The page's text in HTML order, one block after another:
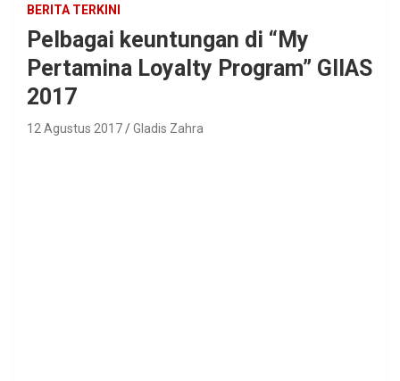
BERITA TERKINI
Pelbagai keuntungan di “My
Pertamina Loyalty Program” GIIAS
2017
12 Agustus 2017 Gladis Zahra